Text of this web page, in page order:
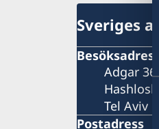
Sveriges
Besöksadress
Adgar
Tel Aviv
Postadress